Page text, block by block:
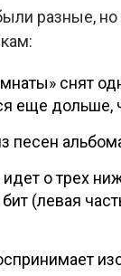
разные,
снят
еще дольше,
песен
о трех
(левая